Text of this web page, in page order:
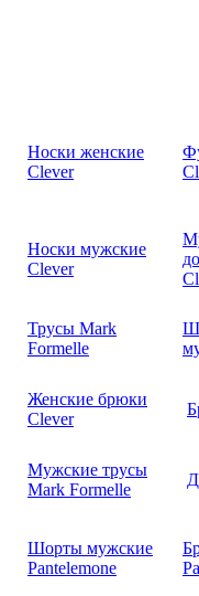
Носки женские
Clever
Носки мужские
Clever
Трусы Mark
Formelle
Женские брюки
Clever
Мужские трусы
Mark Formelle
Шорты мужские
Pantelemone